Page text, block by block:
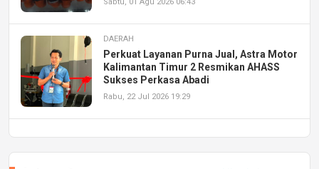
DAERAH
Perkuat Layanan Purna Jual, Astra Motor
Kalimantan Timur 2 Resmikan AHASS
Sukses Perkasa Abadi
Rabu, 22 Jul 2026 19:29